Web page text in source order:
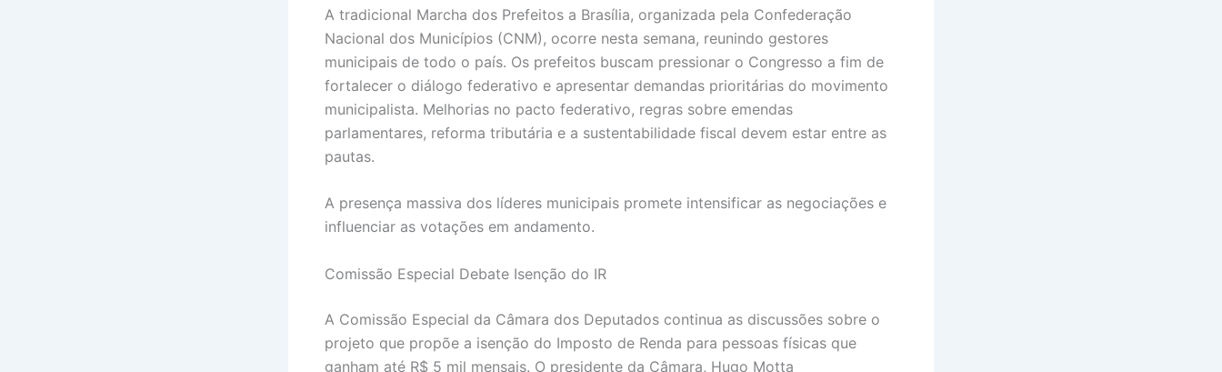
A tradicional Marcha dos Prefeitos a Brasília, organizada pela Confederação
Nacional dos Municípios (CNM), ocorre nesta semana, reunindo gestores
municipais de todo o país. Os prefeitos buscam pressionar o Congresso a fim de
fortalecer o diálogo federativo e apresentar demandas prioritárias do movimento
municipalista. Melhorias no pacto federativo, regras sobre emendas
parlamentares, reforma tributária e a sustentabilidade fiscal devem estar entre as
pautas.
A presença massiva dos líderes municipais promete intensificar as negociações e
influenciar as votações em andamento.
Comissão Especial Debate Isenção do IR
A Comissão Especial da Câmara dos Deputados continua as discussões sobre o
projeto que propõe a isenção do Imposto de Renda para pessoas físicas que
ganham até R$ 5 mil mensais. O presidente da Câmara, Hugo Motta